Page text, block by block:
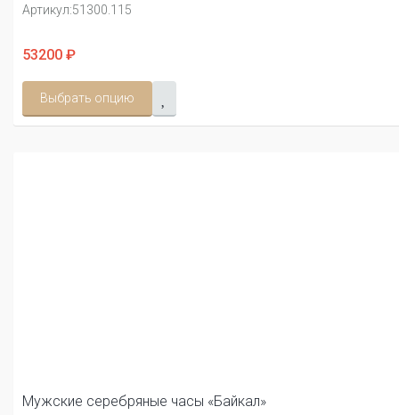
Артикул:51300.115
53200 ₽
Выбрать опцию
Мужские серебряные часы «Байкал»